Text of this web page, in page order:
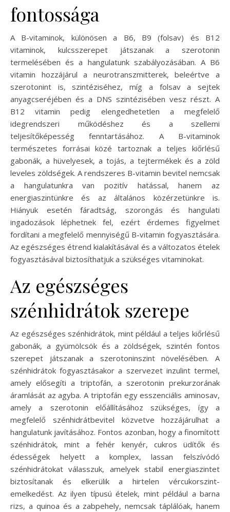
fontossága
A B-vitaminok, különösen a B6, B9 (folsav) és B12
vitaminok, kulcsszerepet játszanak a szerotonin
termelésében és a hangulatunk szabályozásában. A B6
vitamin hozzájárul a neurotranszmitterek, beleértve a
szerotonint is, szintéziséhez, míg a folsav a sejtek
anyagcseréjében és a DNS szintézisében vesz részt. A
B12 vitamin pedig elengedhetetlen a megfelelő
idegrendszeri működéshez és a szellemi
teljesítőképesség fenntartásához. A B-vitaminok
természetes forrásai közé tartoznak a teljes kiőrlésű
gabonák, a hüvelyesek, a tojás, a tejtermékek és a zöld
leveles zöldségek. A rendszeres B-vitamin bevitel nemcsak
a hangulatunkra van pozitív hatással, hanem az
energiaszintünkre és az általános közérzetünkre is.
Hiányuk esetén fáradtság, szorongás és hangulati
ingadozások léphetnek fel, ezért érdemes figyelmet
fordítani a megfelelő mennyiségű B-vitamin fogyasztására.
Az egészséges étrend kialakításával és a változatos ételek
fogyasztásával biztosíthatjuk a szükséges vitaminokat.
Az egészséges
szénhidrátok szerepe
Az egészséges szénhidrátok, mint például a teljes kiőrlésű
gabonák, a gyümölcsök és a zöldségek, szintén fontos
szerepet játszanak a szerotoninszint növelésében. A
szénhidrátok fogyasztásakor a szervezet inzulint termel,
amely elősegíti a triptofán, a szerotonin prekurzorának
áramlását az agyba. A triptofán egy esszenciális aminosav,
amely a szerotonin előállításához szükséges, így a
megfelelő szénhidrátbevitel közvetve hozzájárulhat a
hangulatunk javításához. Fontos azonban, hogy a finomított
szénhidrátok, mint a fehér kenyér, cukros üdítők és
édességek helyett a komplex, lassan felszívódó
szénhidrátokat válasszuk, amelyek stabil energiaszintet
biztosítanak és elkerülik a hirtelen vércukorszint-
emelkedést. Az ilyen típusú ételek, mint például a barna
rizs, a quinoa és a zabpehely, nemcsak táplálóak, hanem